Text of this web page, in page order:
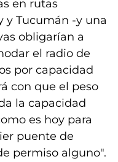
en rutas
y Tucumán -y una
obligarían a
el radio de
por capacidad
con que el peso
la capacidad
es hoy para
puente de
permiso alguno".